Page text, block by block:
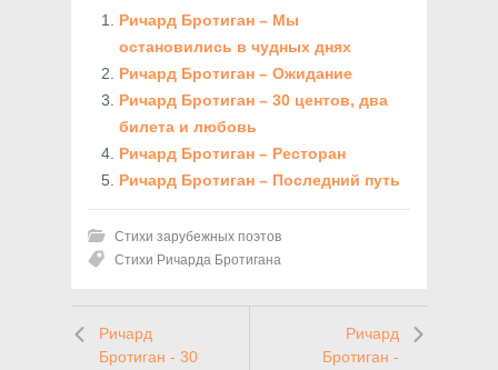
Ричард Бротиган – Мы
остановились в чудных днях
Ричард Бротиган – Ожидание
Ричард Бротиган – 30 центов, два
билета и любовь
Ричард Бротиган – Ресторан
Ричард Бротиган – Последний путь
Стихи зарубежных поэтов
Стихи Ричарда Бротигана
Ричард
Бротиган - 30
Ричард
Бротиган -